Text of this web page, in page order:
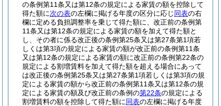
の条例第11条又は第12条の規定による家賃の額を控除して
得た額に次の表の左欄に掲げる年度の区分に応じ同表の右
欄に定める負担調整率を乗じて得た額に、改正前の条例第
11条又は第12条の規定による家賃の額を加えて得た額と
し、その者に係る改正後の条例第25条又は第27条第1項若
しくは第3項の規定による家賃の額が改正前の条例第11条
又は第12条の規定による家賃の額に改正前の条例第22条の
規定による割増賃料を加えて得た額を超える場合にあって
は改正後の条例第25条又は第27条第1項若しくは第3項の規
定による家賃の額から改正前の条例第11条又は第12条の規
定による家賃の額及び改正前の条例の第22条の規定による
割増賃料の額を控除して得た額に同表の左欄に掲げる年度